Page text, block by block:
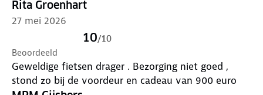
Rita Groenhart
27 mei 2026
10/10
Beoordeeld
Geweldige fietsen drager . Bezorging niet goed ,
stond zo bij de voordeur en cadeau van 900 euro